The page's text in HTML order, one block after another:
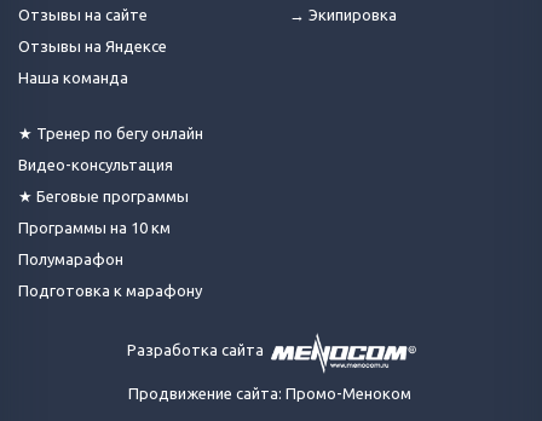
Отзывы на сайте
Отзывы на Яндексе
Наша команда
★ Тренер по бегу онлайн
Видео-консультация
★ Беговые программы
Программы на 10 км
Полумарафон
Подготовка к марафону
→ Экипировка
Разработка сайта
Продвижение сайта: Промо-Меноком